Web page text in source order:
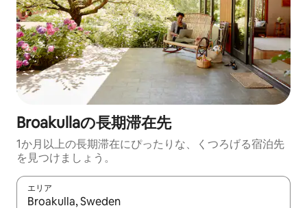
Broakullaの長期滞在先
1か月以上の長期滞在にぴったりな、くつろげる宿泊先
を見つけましょう。
エリア
検索結果が表示されたら、上下の矢印キーを使って移動するか